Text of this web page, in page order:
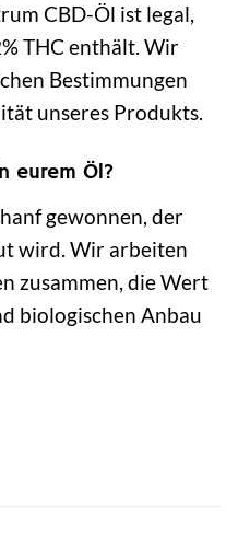
CBD-Öl ist legal,
THC enthält. Wir
Bestimmungen
unseres Produkts.
eurem Öl?
gewonnen, der
wird. Wir arbeiten
zusammen, die Wert
biologischen Anbau